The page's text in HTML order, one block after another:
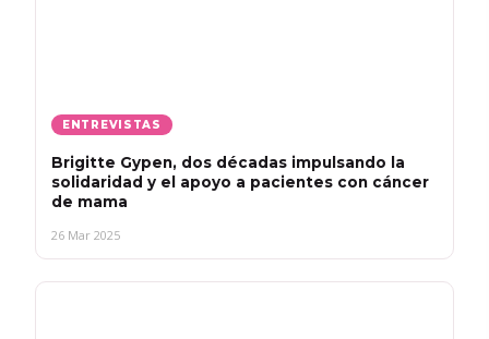
ENTREVISTAS
Brigitte Gypen, dos décadas impulsando la
solidaridad y el apoyo a pacientes con cáncer
de mama
26 Mar 2025